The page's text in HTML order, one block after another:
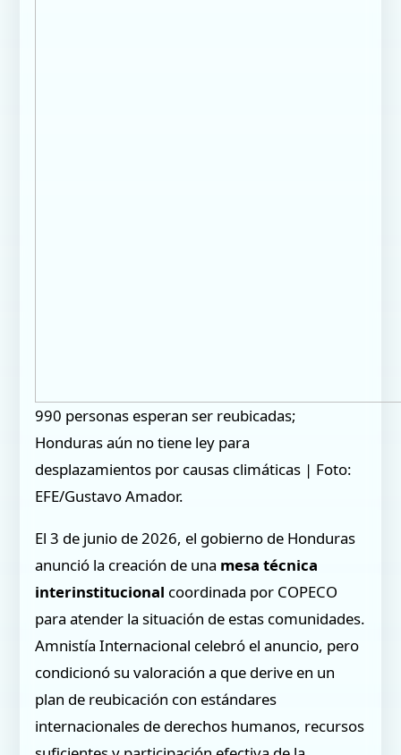
990 personas esperan ser reubicadas;
Honduras aún no tiene ley para
desplazamientos por causas climáticas | Foto:
EFE/Gustavo Amador.
El 3 de junio de 2026, el gobierno de Honduras
anunció la creación de una mesa técnica
interinstitucional coordinada por COPECO
para atender la situación de estas comunidades.
Amnistía Internacional celebró el anuncio, pero
condicionó su valoración a que derive en un
plan de reubicación con estándares
internacionales de derechos humanos, recursos